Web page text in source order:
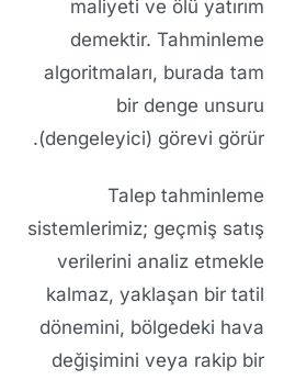
maliyeti ve ölü yatırım
demektir. Tahminleme
algoritmaları, burada tam
bir denge unsuru
(dengeleyici) görevi görür.
Talep tahminleme
sistemlerimiz; geçmiş satış
verilerini analiz etmekle
kalmaz, yaklaşan bir tatil
dönemini, bölgedeki hava
değişimini veya rakip bir